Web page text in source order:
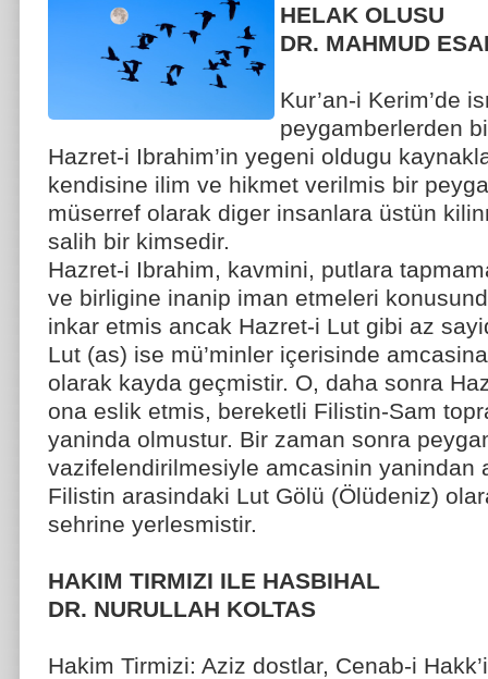
HELAK OLUSU
DR. MAHMUD
Kur’an-i Kerim’de
peygamberlerden
Hazret-i Ibrahim’in yegeni oldugu
kendisine ilim ve hikmet verilmis bir
müserref olarak diger insanlara üstün
salih bir kimsedir.
Hazret-i Ibrahim, kavmini, putlara
ve birligine inanip iman etmeleri
inkar etmis ancak Hazret-i Lut gibi az
Lut (as) ise mü’minler içerisinde
olarak kayda geçmistir. O, daha sonra
ona eslik etmis, bereketli Filistin-Sam
yaninda olmustur. Bir zaman sonra
vazifelendirilmesiyle amcasinin yanindan
Filistin arasindaki Lut Gölü (Ölüdeniz)
sehrine yerlesmistir.
HAKIM TIRMIZI ILE HASBIHAL
DR. NURULLAH KOLTAS
Hakim Tirmizi: Aziz dostlar, Cenab-i